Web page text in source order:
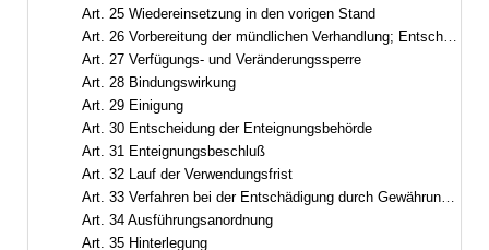
Art. 25 Wiedereinsetzung in den vorigen Stand
Art. 26 Vorbereitung der mündlichen Verhandlung; Entscheidung ohne mündliche Verhandlung
Art. 27 Verfügungs- und Veränderungssperre
Art. 28 Bindungswirkung
Art. 29 Einigung
Art. 30 Entscheidung der Enteignungsbehörde
Art. 31 Enteignungsbeschluß
Art. 32 Lauf der Verwendungsfrist
Art. 33 Verfahren bei der Entschädigung durch Gewährung anderer Rechte
Art. 34 Ausführungsanordnung
Art. 35 Hinterlegung